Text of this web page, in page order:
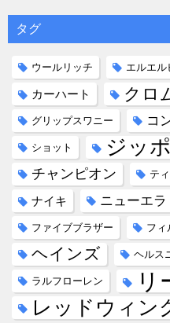
タグ
ウールリッチ エルエル
カーハート
クロ
グリップスワニー コ
ショット ジッ
チャンピオン テ
ナイキ ニューエラ
ファイブブラザー フィ
ヘインズ ヘルス
ラルフローレン リ
レッドウィン